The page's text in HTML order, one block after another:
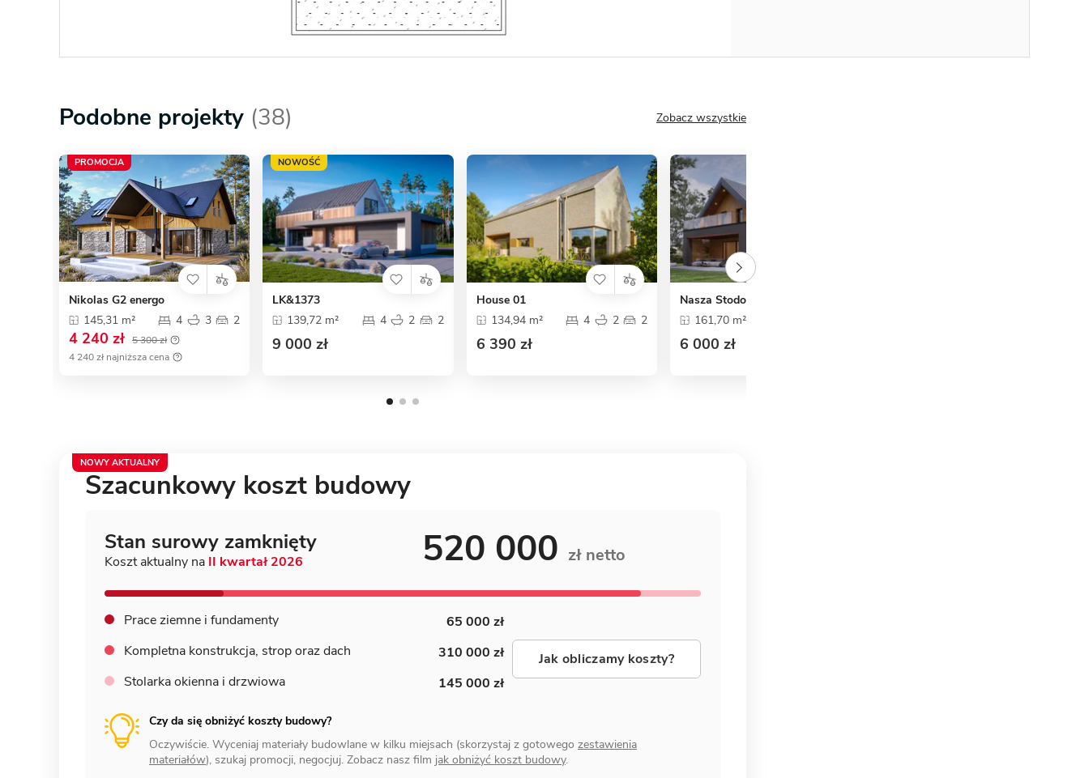
Podobne projekty (38) Zobacz wszystkie
PROMOCJA
Nikolas G2 energo
145,31 m²
4 3 2
4 240 zł 5 300 zł
4 240 zł najniższa cena
NOWOŚĆ
LK&1373
139,72 m²
4 2 2
9 000 zł
House 01
134,94 m²
4 2 2
6 390 zł
Nasza Stodoła M
161,70 m²
6 000 zł
NOWY AKTUALNY
Szacunkowy koszt budowy
Stan surowy zamknięty
Koszt aktualny na II kwartał 2026 520 000 zł netto
Prace ziemne i fundamenty
65 000 zł
Kompletna konstrukcja, strop oraz dach
310 000 zł
Stolarka okienna i drzwiowa
145 000 zł
Jak obliczamy koszty?
Czy da się obniżyć koszty budowy?
Oczywiście. Wyceniaj materiały budowlane w kilku miejsach (skorzystaj z gotowego zestawienia
materiałów), szukaj promocji, negocjuj. Zobacz nasz film jak obniżyć koszt budowy.